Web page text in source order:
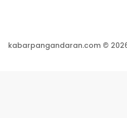
kabarpangandaran.com ©